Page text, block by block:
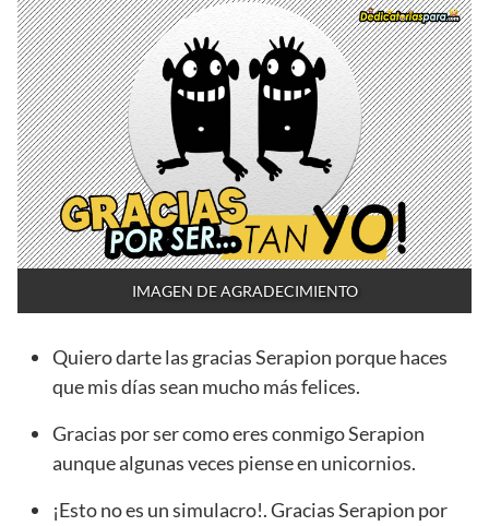
IMAGEN DE AGRADECIMIENTO
Quiero darte las gracias Serapion porque haces
que mis días sean mucho más felices.
Gracias por ser como eres conmigo Serapion
aunque algunas veces piense en unicornios.
¡Esto no es un simulacro!. Gracias Serapion por